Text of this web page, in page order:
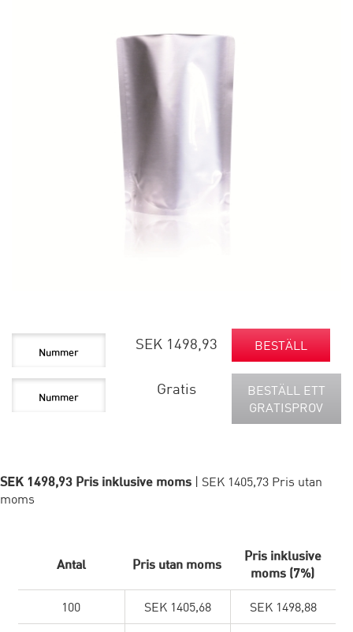
SEK 1498,93 BESTÄLL
Gratis
BESTÄLL ETT
GRATISPROV
SEK 1498,93 Pris inklusive moms | SEK 1405,73 Pris utan
moms
Antal Pris utan moms
Pris inklusive
moms (7%)
100 SEK 1405,68 SEK 1498,88